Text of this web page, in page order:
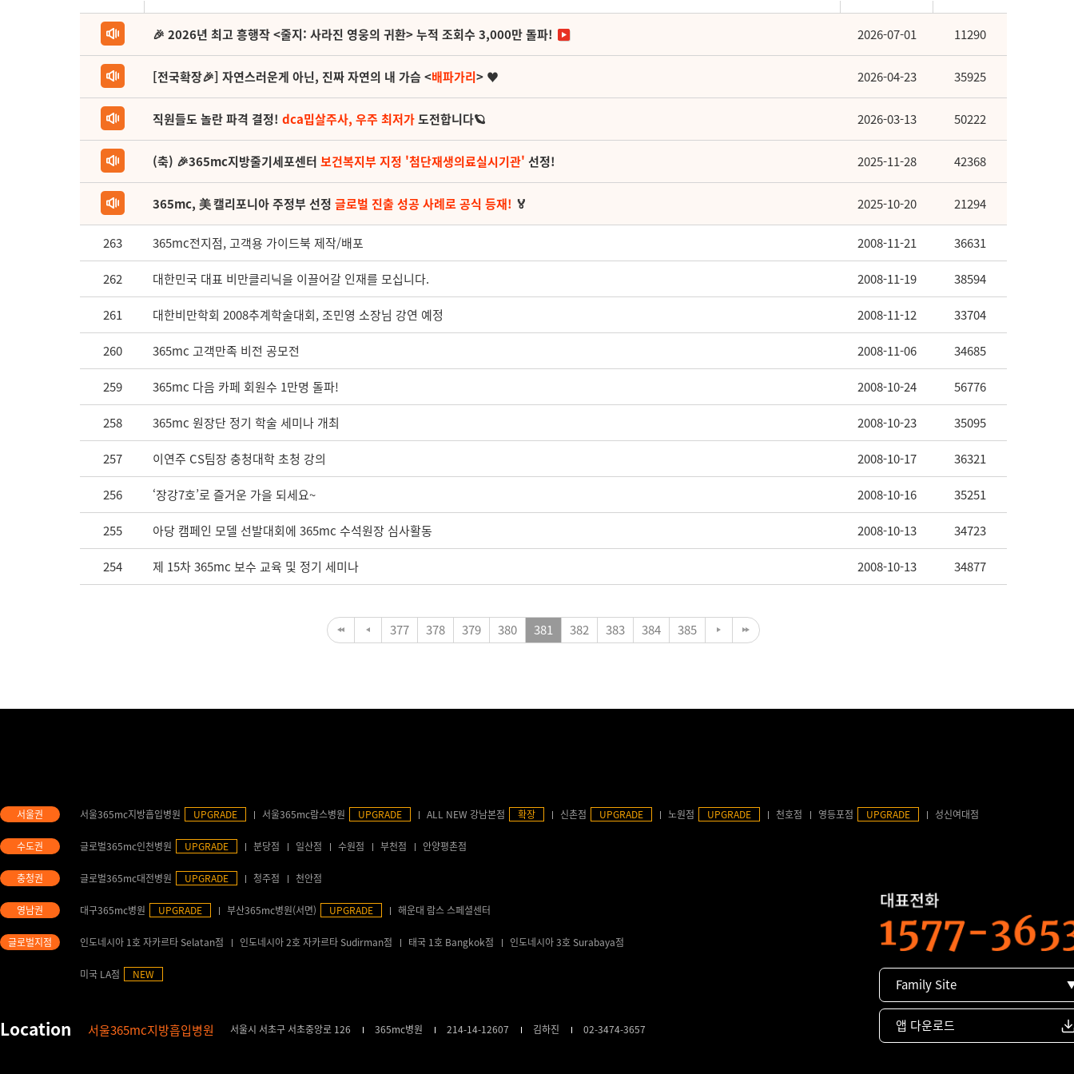
🎉 2026년 최고 흥행작 <줄지: 사라진 영웅의 귀환> 누적 조회수 3,000만 돌파! 2026-07-01 11290
[전국확장🎉] 자연스러운게 아닌, 진짜 자연의 내 가슴 <배파가리> ♥ 2026-04-23 35925
직원들도 놀란 파격 결정! dca밉살주사, 우주 최저가도전합니다🪐 2026-03-13 50222
(축) 🎉365mc지방줄기세포센터 보건복지부 지정 '첨단재생의료실시기관' 선정! 2025-11-28 42368
365mc, 美 캘리포니아 주정부 선정 글로벌 진출 성공 사례로 공식 등재! 🏅 2025-10-20 21294
263 365mc전지점, 고객용 가이드북 제작/배포 2008-11-21 36631
262 대한민국 대표 비만클리닉을 이끌어갈 인재를 모십니다. 2008-11-19 38594
261 대한비만학회 2008추계학술대회, 조민영 소장님 강연 예정 2008-11-12 33704
260 365mc 고객만족 비전 공모전 2008-11-06 34685
259 365mc 다음 카페 회원수 1만명 돌파! 2008-10-24 56776
258 365mc 원장단 정기 학술 세미나 개최 2008-10-23 35095
257 이연주 CS팀장 충청대학 초청 강의 2008-10-17 36321
256 ‘장강7호’로 즐거운 가을 되세요~ 2008-10-16 35251
255 아당 캠페인 모델 선발대회에 365mc 수석원장 심사활동 2008-10-13 34723
254 제 15차 365mc 보수 교육 및 정기 세미나 2008-10-13 34877
377 378 379 380 381 382 383 384 385
서울365mc지방흡입병원 UPGRADE 서울365mc람스병원 UPGRADE ALL NEW 강남본점 확장 신촌점 UPGRADE 노원점 UPGRADE 천호점 영등포점 UPGRADE 성신여대점
글로벌365mc인천병원 UPGRADE 분당점 일산점 수원점 부천점 안양평촌점
글로벌365mc대전병원 UPGRADE 청주점 천안점
대구365mc병원 UPGRADE 부산365mc병원(서면) UPGRADE 해운대 람스 스페셜센터
인도네시아 1호 자카르타 Selatan점 인도네시아 2호 자카르타 Sudirman점 태국 1호 Bangkok점 인도네시아 3호 Surabaya점
미국 LA점 NEW
서울365mc지방흡입병원 서울시 서초구 서초중앙로 126 365mc병원 214-14-12607 김하진 02-3474-3657
Family Site
앱 다운로드